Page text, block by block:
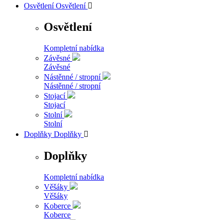
Osvětlení Osvětlení 
Osvětlení
Kompletní nabídka
Závěsné
Závěsné
Nástěnné / stropní
Nástěnné / stropní
Stojací
Stojací
Stolní
Stolní
Doplňky Doplňky 
Doplňky
Kompletní nabídka
Věšáky
Věšáky
Koberce
Koberce